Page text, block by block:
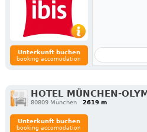
Unterkunft buchen
booking accomodation
HOTEL MÜNCHEN-
80809 München 2619 m
Unterkunft buchen
booking accomodation